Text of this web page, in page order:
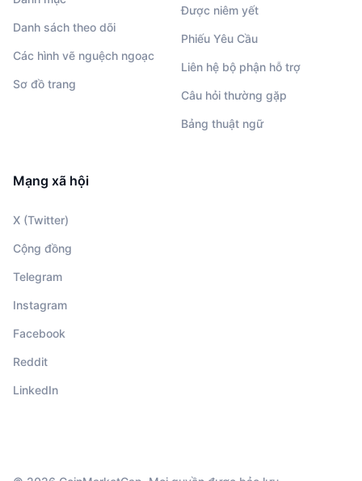
Danh sách theo dõi
Các hình vẽ nguệch ngoạc
Sơ đồ trang
Được niêm yết
Phiếu Yêu Cầu
Liên hệ bộ phận hỗ trợ
Câu hỏi thường gặp
Bảng thuật ngữ
Mạng xã hội
X (Twitter)
Cộng đồng
Telegram
Instagram
Facebook
Reddit
LinkedIn